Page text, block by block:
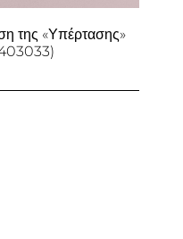
της «Υπέρτασης»